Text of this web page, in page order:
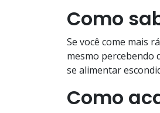
Como
Se você come mais
mesmo percebendo
se alimentar
Como